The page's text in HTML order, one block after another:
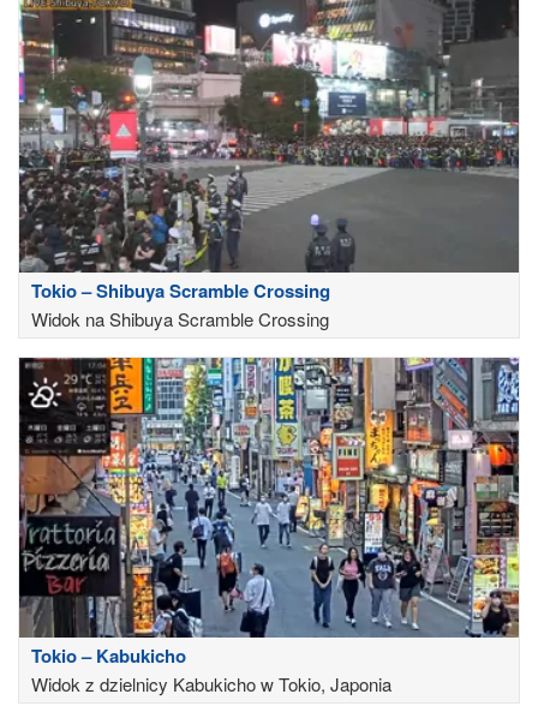
Tokio – Shibuya Scramble Crossing
Widok na Shibuya Scramble Crossing
Tokio – Kabukicho
Widok z dzielnicy Kabukicho w Tokio, Japonia